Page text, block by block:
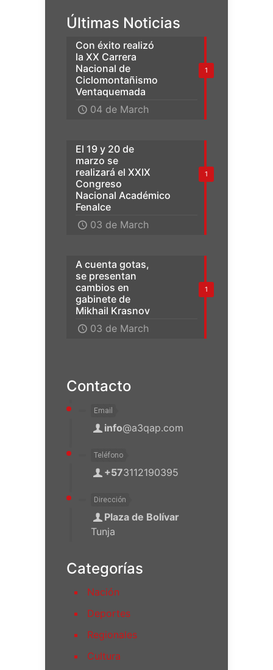
Últimas Noticias
1
Con éxito realizó
la XX Carrera
Nacional de
Ciclomontañismo
Ventaquemada
04 de March
1
El 19 y 20 de
marzo se
realizará el XXIX
Congreso
Nacional Académico
Fenalce
03 de March
1
A cuenta gotas,
se presentan
cambios en
gabinete de
Mikhail Krasnov
03 de March
Contacto
Email
info@a3qap.com
Teléfono
+573112190395
Dirección
Plaza de Bolívar
Tunja
Categorías
Nación
Deportes
Regionales
Cultura